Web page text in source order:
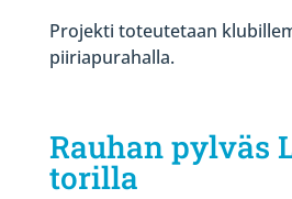
Projekti toteutetaan
piiriapurahalla.
Rauhan pylväs
torilla